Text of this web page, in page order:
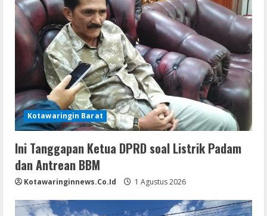
Kotawaringin Barat
Ini Tanggapan Ketua DPRD soal Listrik Padam
dan Antrean BBM
Kotawaringinnews.co.id 1 Agustus 2026